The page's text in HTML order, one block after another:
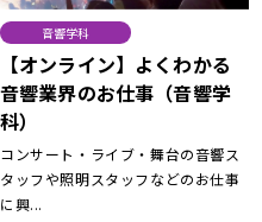
音響学科
【オンライン】よくわかる
音響業界のお仕事（音響学
科）
コンサート・ライブ・舞台の音響ス
タッフや照明スタッフなどのお仕事
に興...